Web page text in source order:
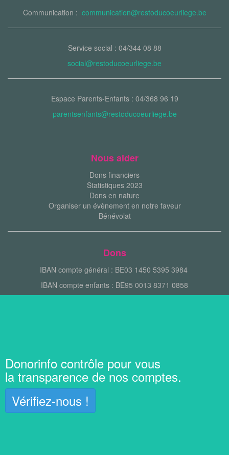
Communication : communication@restoducoeurliege.be
Service social : 04/344 08 88
social@restoducoeurliege.be
Espace Parents-Enfants : 04/368 96 19
parentsenfants@restoducoeurliege.be
Nous aider
Dons financiers
Statistiques 2023
Dons en nature
Organiser un évènement en notre faveur
Bénévolat
Dons
IBAN compte général : BE03 1450 5395 3984
IBAN compte enfants : BE95 0013 8371 0858
Donorinfo contrôle pour vous
la transparence de nos comptes.
Vérifiez-nous !